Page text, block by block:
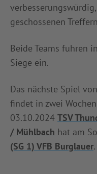
geschossenen
Beide Teams fuhren
Siege ein.
Das nächste Spiel von
findet in zwei
03.10.2024 TSV
/ Mühlbach hat am
(SG 1) VFB Burglauer.